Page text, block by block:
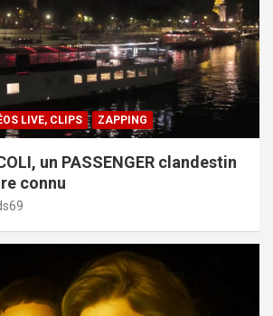
LIVE, CLIPS ZAPPING
un PASSENGER clandestin
connu